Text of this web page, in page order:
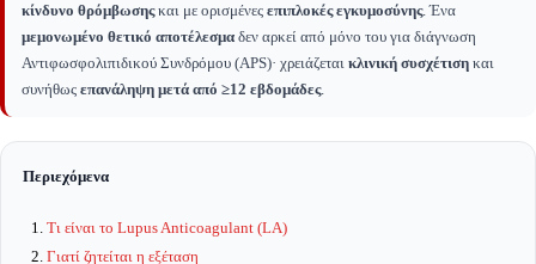
κίνδυνο θρόμβωσηςκαι με ορισμένες επιπλοκές εγκυμοσύνης. Ένα
μεμονωμένο θετικό αποτέλεσμα δεν αρκεί από μόνο του για διάγνωση
Αντιφωσφολιπιδικού Συνδρόμου (APS)· χρειάζεται κλινική συσχέτιση και
συνήθως επανάληψη μετά από ≥12 εβδομάδες.
Περιεχόμενα
Τι είναι το Lupus Anticoagulant (LA)
Γιατί ζητείται η εξέταση